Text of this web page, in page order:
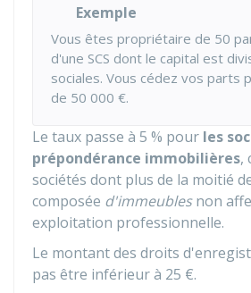
Exemple
Vous êtes propriétaire de 50
d'une SCS dont le capital est
sociales. Vous cédez vos parts
de 50 000 €.
Le taux passe à 5 % pour les
prépondérance immobilières,
sociétés dont plus de la moitié
composée d'immeublesnon
exploitation professionnelle.
Le montant des droits
pas être inférieur à 25 €.